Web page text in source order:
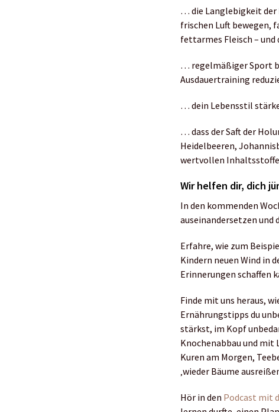
… die Langlebigkeit der
frischen Luft bewegen,
fettarmes Fleisch – und
… regelmäßiger Sport
Ausdauertraining
… dein Lebensstil
… dass der Saft der
Heidelbeeren,
wertvollen
Wir helfen dir, dich
In den kommenden
auseinandersetzen
Erfahre, wie zum
Kindern neuen Wind in
Erinnerungen schaffen
Finde mit uns heraus,
Ernährungstipps du
stärkst, im Kopf
Knochenabbau und mit
Kuren am Morgen,
‚wieder Bäume
Hör in den Podcast mit